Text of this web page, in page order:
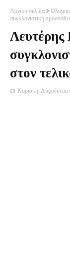
Αρχική σελίδα
συγκλονιστική
Λευτέρης
στον
Κυριακή, Αυγούστου